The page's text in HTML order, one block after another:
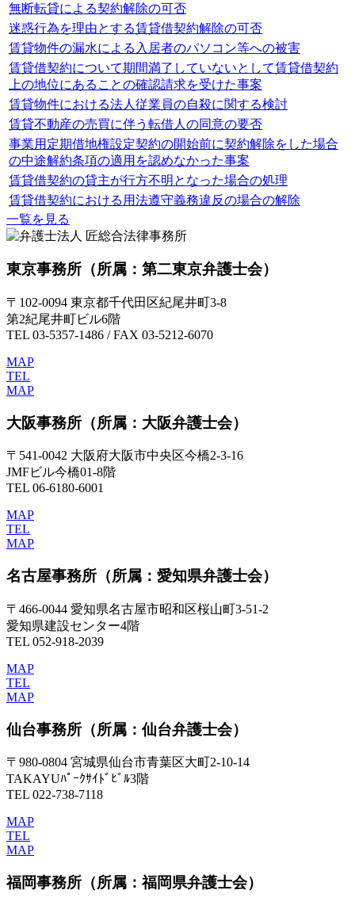
無断転貸による契約解除の可否
迷惑行為を理由とする賃貸借契約解除の可否
賃貸物件の漏水による入居者のパソコン等への被害
賃貸借契約について期間満了していないとして賃貸借契約
上の地位にあることの確認請求を受けた事案
賃貸物件における法人従業員の自殺に関する検討
賃貸不動産の売買に伴う転借人の同意の要否
事業用定期借地権設定契約の開始前に契約解除をした場合
の中途解約条項の適用を認めなかった事案
賃貸借契約の貸主が行方不明となった場合の処理
賃貸借契約における用法遵守義務違反の場合の解除
一覧を見る
東京事務所 （所属：第二東京弁護士会）
〒102-0094 東京都千代田区紀尾井町3-8
第2紀尾井町ビル6階
TEL 03-5357-1486 / FAX 03-5212-6070
MAP
TEL
MAP
大阪事務所 （所属：大阪弁護士会）
〒541-0042 大阪府大阪市中央区今橋2-3-16
JMFビル今橋01-8階
TEL 06-6180-6001
MAP
TEL
MAP
名古屋事務所 （所属：愛知県弁護士会）
〒466-0044 愛知県名古屋市昭和区桜山町3-51-2
愛知県建設センター4階
TEL 052-918-2039
MAP
TEL
MAP
仙台事務所 （所属：仙台弁護士会）
〒980-0804 宮城県仙台市青葉区大町2-10-14
TAKAYUﾊﾟｰｸｻｲﾄﾞﾋﾞﾙ3階
TEL 022-738-7118
MAP
TEL
MAP
福岡事務所 （所属：福岡県弁護士会）